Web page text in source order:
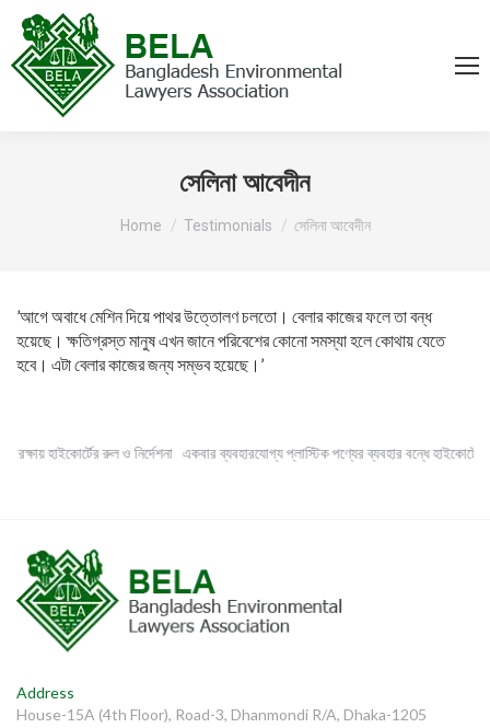
সেলিনা আবেদীন
Home Testimonials সেলিনা আবেদীন
’আগে অবাধে মেশিন দিয়ে পাথর উত্তোলণ চলতো। বেলার কাজের ফলে তা বন্ধ
হয়েছে। ক্ষতিগ্রস্ত মানুষ এখন জানে পরিবেশের কোনো সমস্যা হলে কোথায় যেতে
হবে। এটা বেলার কাজের জন্য সম্ভব হয়েছে।’
রক্ষায় হাইকোর্টের রুল ও নির্দেশনা একবার ব্যবহারযোগ্য প্লাস্টিক পণ্যের ব্যবহার বন্ধে হাইকোর্টের
Address
House-15A (4th Floor), Road-3, Dhanmondi R/A, Dhaka-1205